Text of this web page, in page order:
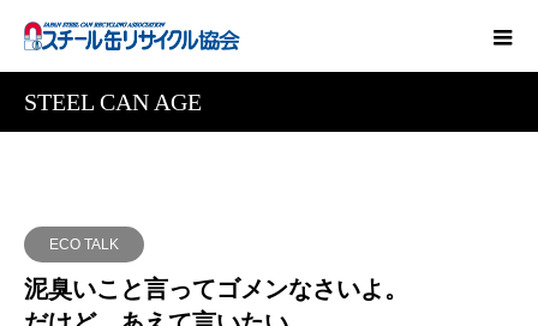
STEEL CAN AGE
ECO TALK
泥臭いこと言ってゴメンなさいよ。